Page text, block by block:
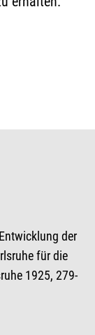
der
für die
1925, 279-